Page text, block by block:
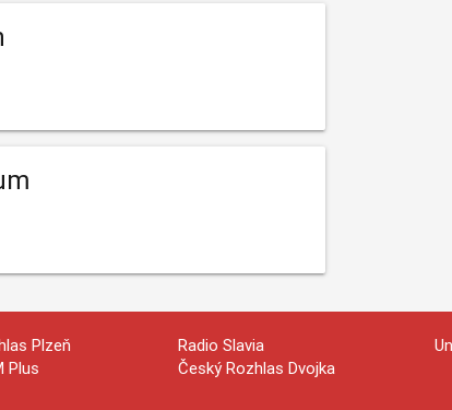
Plzeň
Plus
Radio Slavia
Český Rozhlas Dvojka